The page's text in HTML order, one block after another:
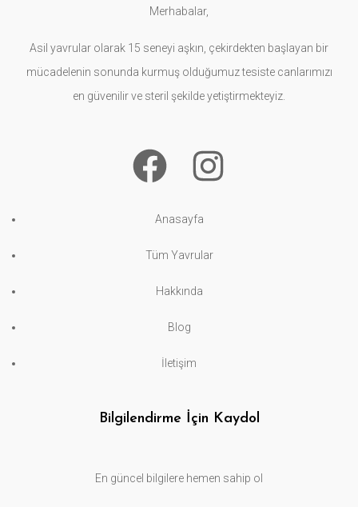
Merhabalar,
Asil yavrular olarak 15 seneyi aşkın, çekirdekten başlayan bir
mücadelenin sonunda kurmuş olduğumuz tesiste canlarımızı
en güvenilir ve steril şekilde yetiştirmekteyiz.
Anasayfa
Tüm Yavrular
Hakkında
Blog
İletişim
Bilgilendirme İçin Kaydol
En güncel bilgilere hemen sahip ol